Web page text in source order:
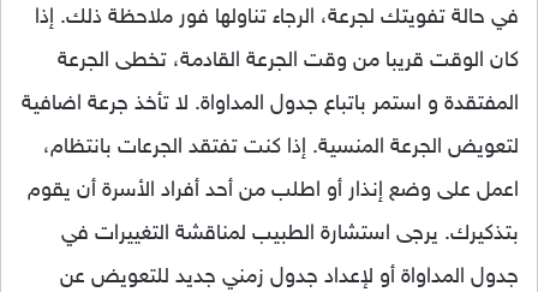
في حالة تفويتك لجرعة، الرجاء تناولها فور ملاحظة ذلك. إذا
كان الوقت قريبا من وقت الجرعة القادمة، تخطى الجرعة
المفتقدة و استمر باتباع جدول المداواة. لا تأخذ جرعة اضافية
لتعويض الجرعة المنسية. إذا كنت تفتقد الجرعات بانتظام،
اعمل على وضع إنذار أو اطلب من أحد أفراد الأسرة أن يقوم
بتذكيرك. يرجى استشارة الطبيب لمناقشة التغييرات في
جدول المداواة أو لإعداد جدول زمني جديد للتعويض عن